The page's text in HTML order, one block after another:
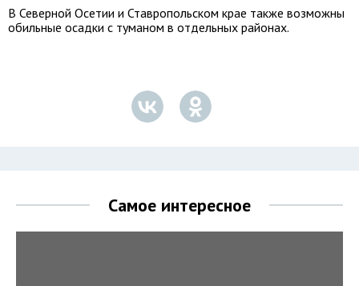
В Северной Осетии и Ставропольском крае также возможны
обильные осадки с туманом в отдельных районах.
Самое интересное